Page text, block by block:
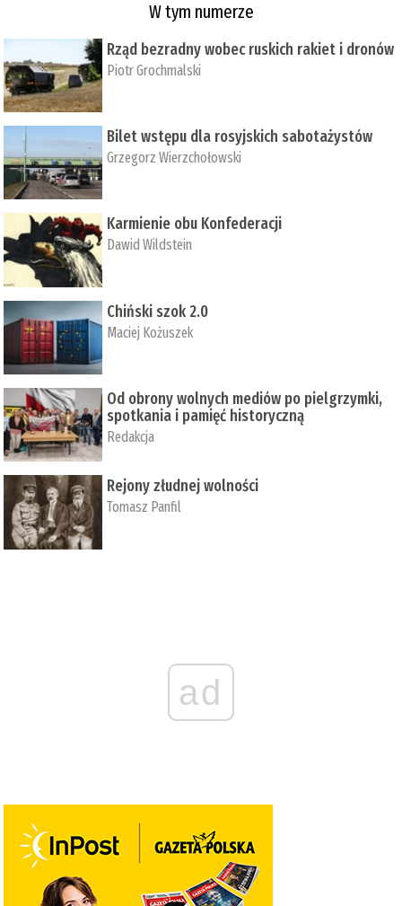
W tym numerze
Rząd bezradny wobec ruskich rakiet i dronów
Piotr Grochmalski
Bilet wstępu dla rosyjskich sabotażystów
Grzegorz Wierzchołowski
Karmienie obu Konfederacji
Dawid Wildstein
Chiński szok 2.0
Maciej Kożuszek
Od obrony wolnych mediów po pielgrzymki,
spotkania i pamięć historyczną
Redakcja
Rejony złudnej wolności
Tomasz Panfil
ad